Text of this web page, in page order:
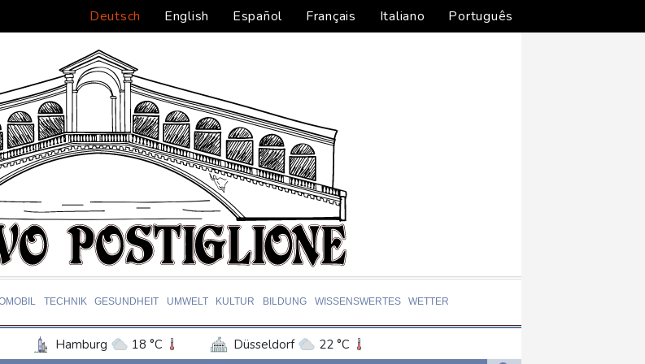
Deutsch English Español Français Italiano Português
TECHNIK GESUNDHEIT UMWELT KULTUR BILDUNG WISSENSWERTES WETTER
Hamburg 18 °C Düsseldorf
22 °C